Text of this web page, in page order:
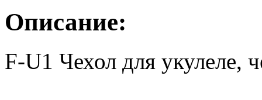
Описание:
F-U1 Чехол для укулеле,